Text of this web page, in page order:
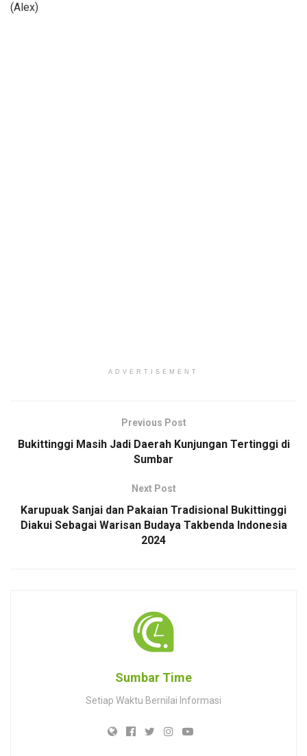
(Alex)
ADVERTISEMENT
Previous Post
Bukittinggi Masih Jadi Daerah Kunjungan Tertinggi di
Sumbar
Next Post
Karupuak Sanjai dan Pakaian Tradisional Bukittinggi
Diakui Sebagai Warisan Budaya Takbenda Indonesia
2024
Sumbar Time
Setiap Waktu Bernilai Informasi